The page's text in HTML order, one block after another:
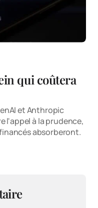
qui coûtera
et Anthropic
l'appel à la prudence,
absorberont.